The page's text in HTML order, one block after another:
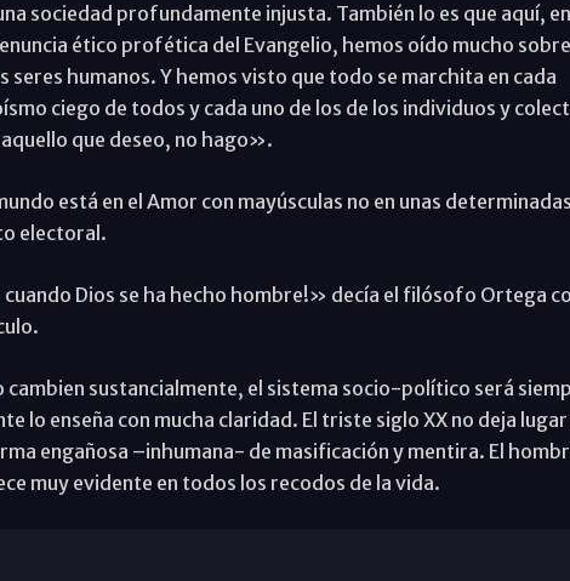
sociedad profundamente injusta. También lo es que aquí, en
ético profética del Evangelio, hemos oído mucho
seres humanos. Y hemos visto que todo se marchita en cada
ciego de todos y cada uno de los de los individuos y
que deseo, no hago».
está en el Amor con mayúsculas no en unas determinadas
electoral.
Dios se ha hecho hombre!» decía el filósofo Ortega
cambien sustancialmente, el sistema socio-político será
lo enseña con mucha claridad. El triste siglo XX no deja lugar
engañosa –inhumana- de masificación y mentira. El
muy evidente en todos los recodos de la vida.